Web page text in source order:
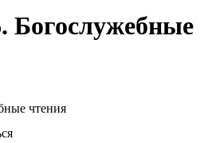
Богослужебные
чтения